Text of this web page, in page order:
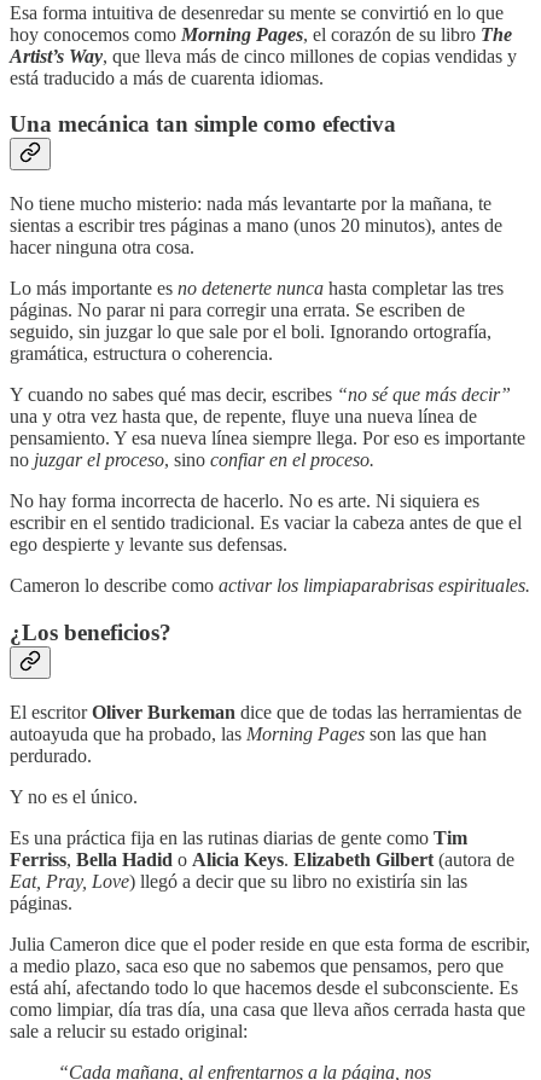
Esa forma intuitiva de desenredar su mente se convirtió en lo que
hoy conocemos como Morning Pages, el corazón de su libro The
Artist’s Way, que lleva más de cinco millones de copias vendidas y
está traducido a más de cuarenta idiomas.
Una mecánica tan simple como efectiva
No tiene mucho misterio: nada más levantarte por la mañana, te
sientas a escribir tres páginas a mano (unos 20 minutos), antes de
hacer ninguna otra cosa.
Lo más importante es no detenerte nunca hasta completar las tres
páginas. No parar ni para corregir una errata. Se escriben de
seguido, sin juzgar lo que sale por el boli. Ignorando ortografía,
gramática, estructura o coherencia.
Y cuando no sabes qué mas decir, escribes “no sé que más decir”
una y otra vez hasta que, de repente, fluye una nueva línea de
pensamiento. Y esa nueva línea siempre llega. Por eso es importante
no juzgar el proceso, sino confiar en el proceso.
No hay forma incorrecta de hacerlo. No es arte. Ni siquiera es
escribir en el sentido tradicional. Es vaciar la cabeza antes de que el
ego despierte y levante sus defensas.
Cameron lo describe como activar los limpiaparabrisas espirituales.
¿Los beneficios?
El escritorOliver Burkeman dice que de todas las herramientas de
autoayuda que ha probado, las Morning Pages son las que han
perdurado.
Y no es el único.
Es una práctica fija en las rutinas diarias de gente como Tim
Ferriss, Bella Hadid o Alicia Keys. Elizabeth Gilbert (autora de
Eat, Pray, Love) llegó a decir que su libro no existiría sin las
páginas.
Julia Cameron dice que el poder reside en que esta forma de escribir,
a medio plazo, saca eso que no sabemos que pensamos, pero que
está ahí, afectando todo lo que hacemos desde el subconsciente. Es
como limpiar, día tras día, una casa que lleva años cerrada hasta que
sale a relucir su estado original:
“Cada mañana, al enfrentarnos a la página, nos